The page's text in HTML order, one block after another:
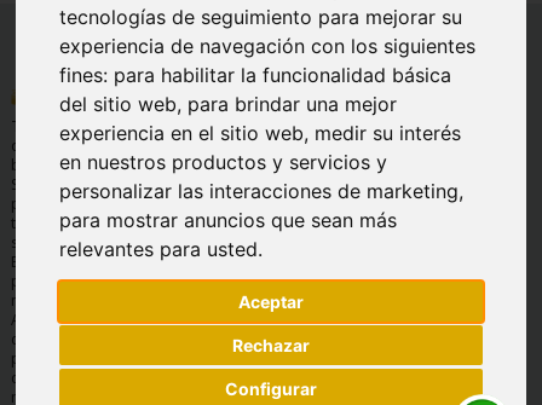
tecnologías de seguimiento para mejorar su
experiencia de navegación con los siguientes
fines: para habilitar la funcionalidad básica
del sitio web, para brindar una mejor
experiencia en el sitio web, medir su interés
en nuestros productos y servicios y
personalizar las interacciones de marketing,
para mostrar anuncios que sean más
relevantes para usted.
Aceptar
Rechazar
Configurar
Tu tienda Online
de basculas y
balanzas.
Soluciones de
pesaje para
todos los
sectores.
Expertos en
pesaje, 30 años
nos avalan.
Amplio
catálogo de
productos,
consulta por
marcas.
INFORMACIÓN
Quienes
somos
Envíos y
devoluciones
Formas de
pago
Contáctanos
AYUDA
Preguntas
frecuentes
Servicio
técnico
Garantía
INFORMACIÓN
Condiciones
venta
Aviso legal